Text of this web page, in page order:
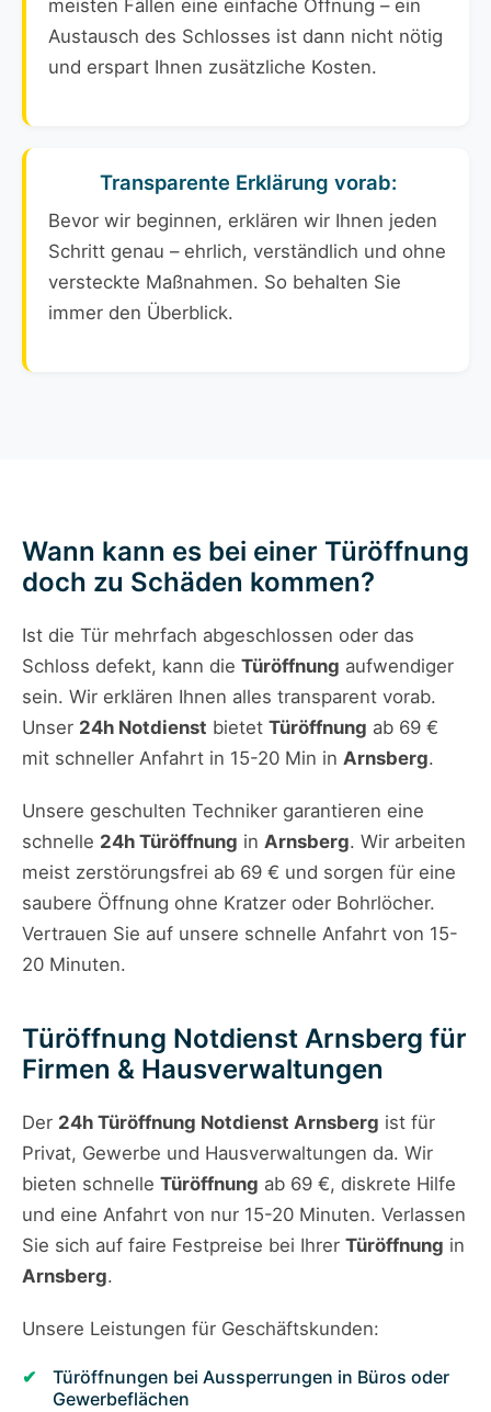
meisten Fällen eine einfache Öffnung – ein
Austausch des Schlosses ist dann nicht nötig
und erspart Ihnen zusätzliche Kosten.
Transparente Erklärung vorab:
Bevor wir beginnen, erklären wir Ihnen jeden
Schritt genau – ehrlich, verständlich und ohne
versteckte Maßnahmen. So behalten Sie
immer den Überblick.
Wann kann es bei einer Türöffnung
doch zu Schäden kommen?
Ist die Tür mehrfach abgeschlossen oder das
Schloss defekt, kann die Türöffnung aufwendiger
sein. Wir erklären Ihnen alles transparent vorab.
Unser 24h Notdienst bietet Türöffnung ab 69 €
mit schneller Anfahrt in 15-20 Min in Arnsberg.
Unsere geschulten Techniker garantieren eine
schnelle 24h Türöffnung in Arnsberg. Wir arbeiten
meist zerstörungsfrei ab 69 € und sorgen für eine
saubere Öffnung ohne Kratzer oder Bohrlöcher.
Vertrauen Sie auf unsere schnelle Anfahrt von 15-
20 Minuten.
Türöffnung Notdienst Arnsberg für
Firmen & Hausverwaltungen
Der 24h Türöffnung Notdienst Arnsberg ist für
Privat, Gewerbe und Hausverwaltungen da. Wir
bieten schnelle Türöffnung ab 69 €, diskrete Hilfe
und eine Anfahrt von nur 15-20 Minuten. Verlassen
Sie sich auf faire Festpreise bei Ihrer Türöffnung in
Arnsberg.
Unsere Leistungen für Geschäftskunden:
Türöffnungen bei Aussperrungen in Büros oder
Gewerbeflächen